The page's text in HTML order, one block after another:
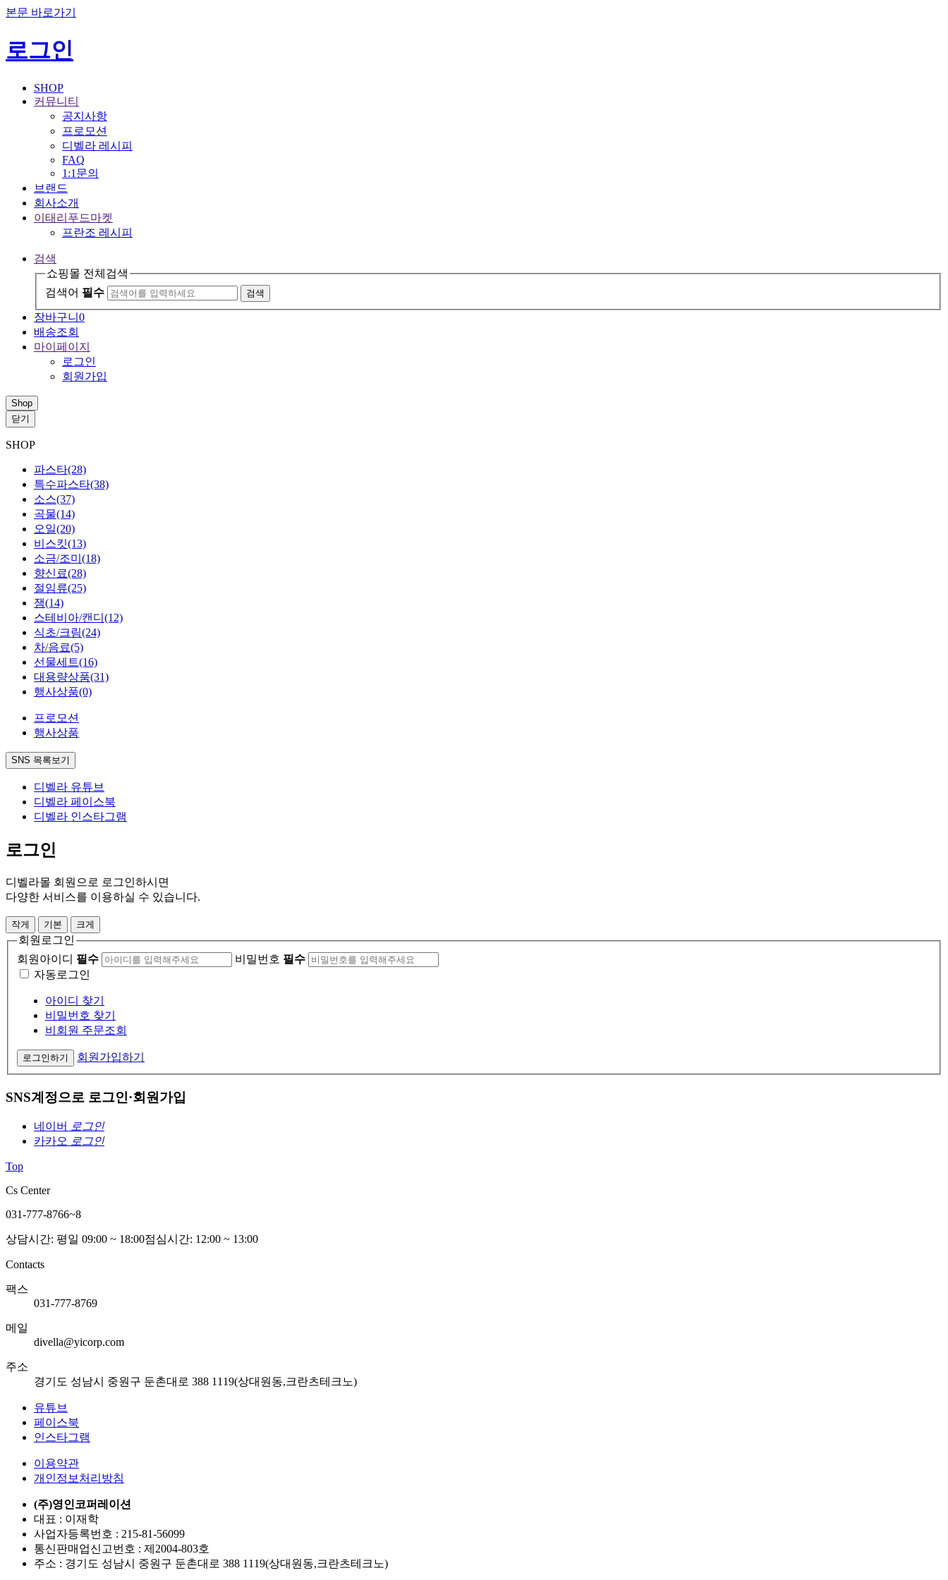
본문 바로가기
로그인
SHOP
커뮤니티
공지사항
프로모션
디벨라 레시피
FAQ
1:1문의
브랜드
회사소개
이태리푸드마켓
프란조 레시피
검색
쇼핑몰 전체검색
검색어 필수 검색
장바구니 0
배송조회
마이페이지
로그인
회원가입
Shop
닫기
SHOP
파스타(28)
특수파스타(38)
소스(37)
곡물(14)
오일(20)
비스킷(13)
소금/조미 (18)
향신료(28)
절임류(25)
잼(14)
스테비아/캔디 (12)
식초/크림(24)
차/음료(5)
선물세트(16)
대용량상품(31)
행사상품(0)
프로모션
행사상품
SNS 목록보기
디벨라 유튜브
디벨라 페이스북
디벨라 인스타그램
로그인
디벨라몰 회원으로 로그인하시면
다양한 서비스를 이용하실 수 있습니다.
작게 기본 크게
회원로그인
회원아이디 필수 비밀번호 필수
자동로그인
아이디 찾기
비밀번호 찾기
비회원 주문조회
로그인하기 회원가입하기
SNS계정으로 로그인·회원가입
네이버
로그인
카카오 로그인
Top
Cs Center
031-777-8766~8
상담시간: 평일 09:00 ~ 18:00점심시간: 12:00 ~ 13:00
Contacts
팩스
031-777-8769
메일
divella@yicorp.com
주소
경기도 성남시 중원구 둔촌대로 388 1119(상대원동,크란츠테크노)
유튜브
페이스북
인스타그램
이용약관
개인정보처리방침
(주)영인코퍼레이션
대표 : 이재학
사업자등록번호 : 215-81-56099
통신판매업신고번호 : 제2004-803호
주소 : 경기도 성남시 중원구 둔촌대로 388 1119(상대원동,크란츠테크노)